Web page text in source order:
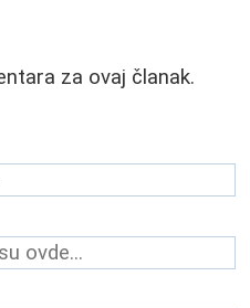
za ovaj članak.